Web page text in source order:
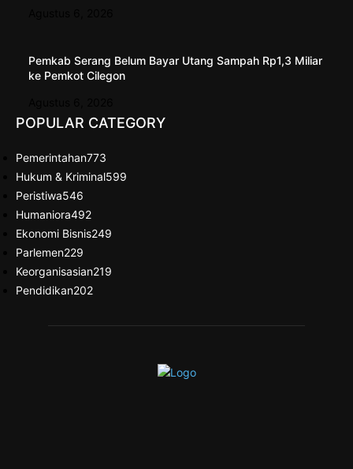
Pemkab Serang Belum Bayar Utang Sampah Rp1,3 Miliar
ke Pemkot Cilegon
POPULAR CATEGORY
Pemerintahan773
Hukum & Kriminal599
Peristiwa546
Humaniora492
Ekonomi Bisnis249
Parlemen229
Keorganisasian219
Pendidikan202